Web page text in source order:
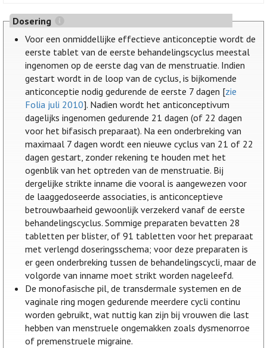
Dosering
Voor een onmiddellijke effectieve anticonceptie wordt de
eerste tablet van de eerste behandelingscyclus meestal
ingenomen op de eerste dag van de menstruatie. Indien
gestart wordt in de loop van de cyclus, is bijkomende
anticonceptie nodig gedurende de eerste 7 dagen [zie
Folia juli 2010]. Nadien wordt het anticonceptivum
dagelijks ingenomen gedurende 21 dagen (of 22 dagen
voor het bifasisch preparaat). Na een onderbreking van
maximaal 7 dagen wordt een nieuwe cyclus van 21 of 22
dagen gestart, zonder rekening te houden met het
ogenblik van het optreden van de menstruatie. Bij
dergelijke strikte inname die vooral is aangewezen voor
de laaggedoseerde associaties, is anticonceptieve
betrouwbaarheid gewoonlijk verzekerd vanaf de eerste
behandelingscyclus. Sommige preparaten bevatten 28
tabletten per blister, of 91 tabletten voor het preparaat
met verlengd doseringsschema; voor deze preparaten is
er geen onderbreking tussen de behandelingscycli, maar de
volgorde van inname moet strikt worden nageleefd.
De monofasische pil, de transdermale systemen en de
vaginale ring mogen gedurende meerdere cycli continu
worden gebruikt, wat nuttig kan zijn bij vrouwen die last
hebben van menstruele ongemakken zoals dysmenorroe
of premenstruele migraine.